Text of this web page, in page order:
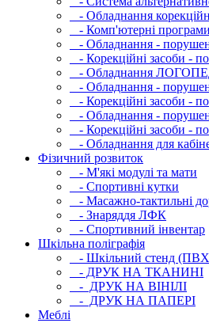
- Обладнання
- Комп'ютерні
- Обладнання -
- Корекційні засоби -
- Обладнання
- Обладнання -
- Корекційні засоби -
- Обладнання -
- Корекційні засоби -
- Обладнання для
Фізичний розвиток
- М'які модулi та мати
- Спортивні кутки
- Масажно-тактильні
- Знаряддя ЛФК
- Спортивний інвентар
Шкільна поліграфія
- Шкільний стенд
- ДРУК НА ТКАНИНІ
- ДРУК НА ВІНІЛІ
- ДРУК НА ПАПЕРІ
Меблі